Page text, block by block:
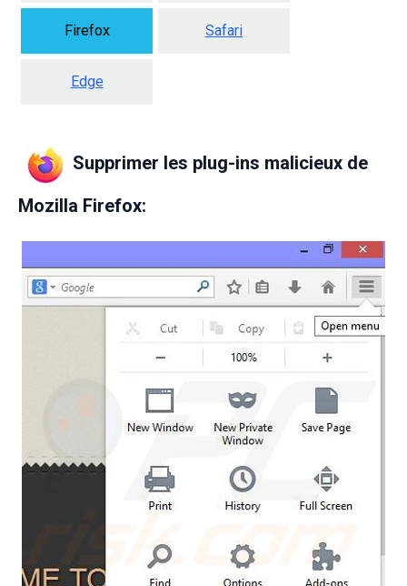
Firefox Safari
Edge
Supprimer les plug-ins malicieux de
Mozilla Firefox: